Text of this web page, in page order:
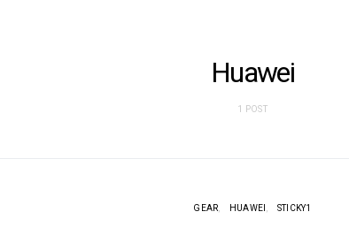
Huawei
1 POST
GEAR HUAWEI STICKY1